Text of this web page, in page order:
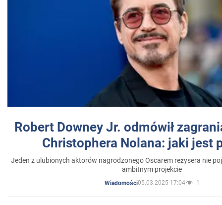
Robert Downey Jr. odmówił
Christophera Nolana: jaki jest
Jeden z ulubionych aktorów nagrodzonego Oscarem reżysera nie
ambitnym projekcie
Wiadomości05.03.2025 17:04 1